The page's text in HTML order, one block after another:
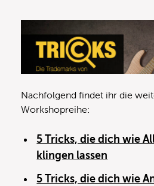
Nachfolgend findet ihr die
Workshopreihe:
5 Tricks, die dich wie
klingen lassen
5 Tricks, die dich wie